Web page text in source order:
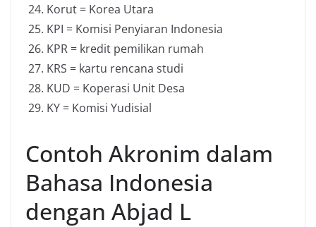
Korut = Korea Utara
KPI = Komisi Penyiaran Indonesia
KPR = kredit pemilikan rumah
KRS = kartu rencana studi
KUD = Koperasi Unit Desa
KY = Komisi Yudisial
Contoh Akronim dalam
Bahasa Indonesia
dengan Abjad L